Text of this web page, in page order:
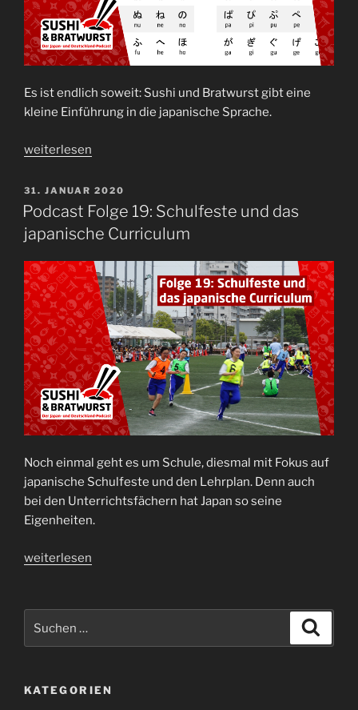
Es ist endlich soweit: Sushi und Bratwurst gibt eine
kleine Einführung in die japanische Sprache.
„Podcast
25:
Japanisch
ist
nichts
für
schwache
Nerven“
weiterlesen
VERÖFFENTLICHT
AM
31. JANUAR 2020
Podcast Folge 19: Schulfeste und das
japanische Curriculum
Noch einmal geht es um Schule, diesmal mit Fokus auf
japanische Schulfeste und den Lehrplan. Denn auch
bei den Unterrichtsfächern hat Japan so seine
Eigenheiten.
„Podcast
Schulfeste
und
Curriculum“
weiterlesen
KATEGORIEN